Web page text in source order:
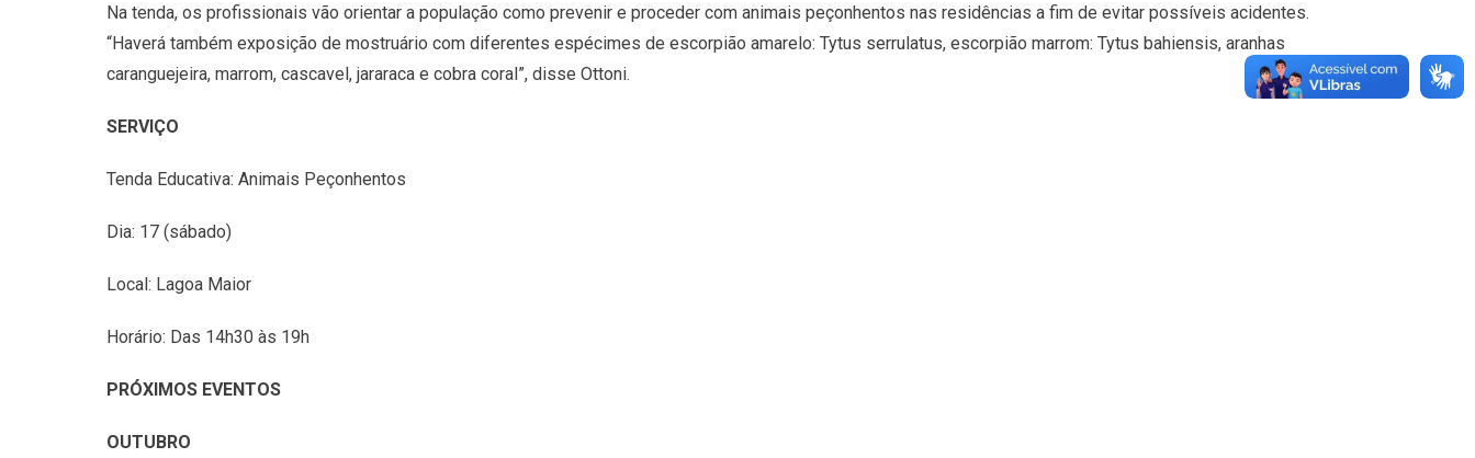
Na tenda, os profissionais vão orientar a população como prevenir e proceder com animais peçonhentos nas residências a fim de evitar possíveis acidentes.
“Haverá também exposição de mostruário com diferentes espécimes de escorpião amarelo: Tytus serrulatus, escorpião marrom: Tytus bahiensis, aranhas
caranguejeira, marrom, cascavel, jararaca e cobra coral”, disse Ottoni.
SERVIÇO
Tenda Educativa: Animais Peçonhentos
Dia: 17 (sábado)
Local: Lagoa Maior
Horário: Das 14h30 às 19h
PRÓXIMOS EVENTOS
OUTUBRO